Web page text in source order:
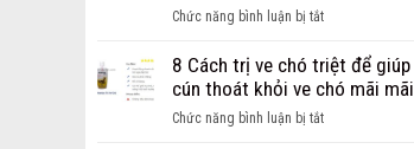
chó
ghẻ
từ
nhẹ
Chức năng bình luận bị tắtở
thiệu
địa
bán
8 Cách trị ve chó triệt để giúp
cún thoát khỏi ve chó mãi mãi
Chức năng bình luận bị tắtở